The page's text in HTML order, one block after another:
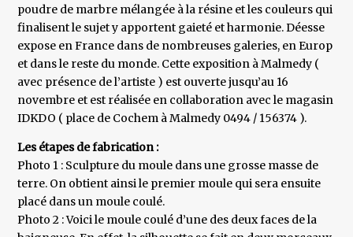
poudre de marbre mélangée à la résine et les couleurs qui
finalisent le sujet y apportent gaieté et harmonie. Déesse
expose en France dans de nombreuses galeries, en Europ
et dans le reste du monde. Cette exposition à Malmedy (
avec présence de l’artiste ) est ouverte jusqu’au 16
novembre et est réalisée en collaboration avec le magasin
IDKDO ( place de Cochem à Malmedy 0494 / 156374 ).
Les étapes de fabrication :
Photo 1 : Sculpture du moule dans une grosse masse de
terre. On obtient ainsi le premier moule qui sera ensuite
placé dans un moule coulé.
Photo 2 : Voici le moule coulé d’une des deux faces de la